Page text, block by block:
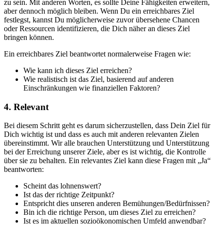
zu sein. Mit anderen Worten, es sollte Deine Fähigkeiten erweitern,
aber dennoch möglich bleiben. Wenn Du ein erreichbares Ziel
festlegst, kannst Du möglicherweise zuvor übersehene Chancen
oder Ressourcen identifizieren, die Dich näher an dieses Ziel
bringen können.
Ein erreichbares Ziel beantwortet normalerweise Fragen wie:
Wie kann ich dieses Ziel erreichen?
Wie realistisch ist das Ziel, basierend auf anderen
Einschränkungen wie finanziellen Faktoren?
4. Relevant
Bei diesem Schritt geht es darum sicherzustellen, dass Dein Ziel für
Dich wichtig ist und dass es auch mit anderen relevanten Zielen
übereinstimmt. Wir alle brauchen Unterstützung und Unterstützung
bei der Erreichung unserer Ziele, aber es ist wichtig, die Kontrolle
über sie zu behalten. Ein relevantes Ziel kann diese Fragen mit „Ja“
beantworten:
Scheint das lohnenswert?
Ist das der richtige Zeitpunkt?
Entspricht dies unseren anderen Bemühungen/Bedürfnissen?
Bin ich die richtige Person, um dieses Ziel zu erreichen?
Ist es im aktuellen sozioökonomischen Umfeld anwendbar?